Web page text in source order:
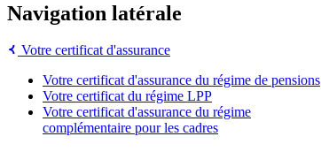
Navigation latérale
Votre certificat d'assurance
Votre certificat d'assurance du régime de pensions
Votre certificat du régime LPP
Votre certificat d'assurance du régime
complémentaire pour les cadres